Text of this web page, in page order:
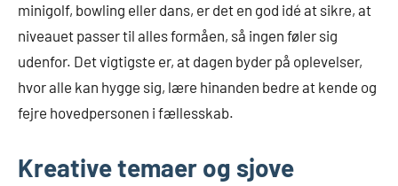
minigolf, bowling eller dans, er det en god idé at sikre, at
niveauet passer til alles formåen, så ingen føler sig
udenfor. Det vigtigste er, at dagen byder på oplevelser,
hvor alle kan hygge sig, lære hinanden bedre at kende og
fejre hovedpersonen i fællesskab.
Kreative temaer og sjove